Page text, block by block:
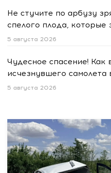
Не стучите по арбузу
спелого плода, которые
5 августа 2026
Чудесное спасение! Как
исчезнувшего самолета
5 августа 2026